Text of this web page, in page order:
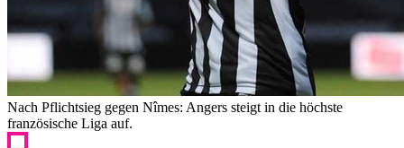
Nach Pflichtsieg gegen Nîmes: Angers steigt in die höchste
französische Liga auf.